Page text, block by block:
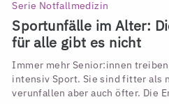
Serie Notfallmedizin
Sportunfälle im Alter:
für alle gibt es nicht
Immer mehr Senior:innen
intensiv Sport. Sie sind fitter als
verunfallen aber auch öfter. Die